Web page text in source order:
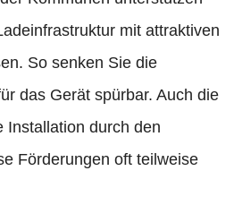
mit attraktiven
So senken Sie die
das Gerät spürbar. Auch die
Installation durch den
Förderungen oft teilweise